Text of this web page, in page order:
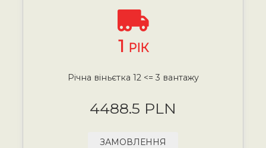
1 РІК
Річна віньєтка 12 <= 3 вантажу
4488.5 PLN
ЗАМОВЛЕННЯ